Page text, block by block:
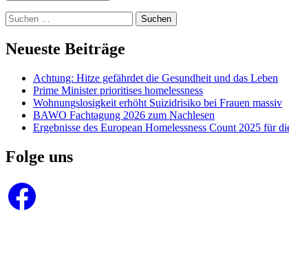
Suchen
nach:
Neueste Beiträge
Achtung: Hitze gefährdet die Gesundheit und das Leben
Prime Minister prioritises homelessness
Wohnungslosigkeit erhöht Suizidrisiko bei Frauen massiv
BAWO Fachtagung 2026 zum Nachlesen
Ergebnisse des European Homelessness Count 2025 für
Folge uns
Facebook